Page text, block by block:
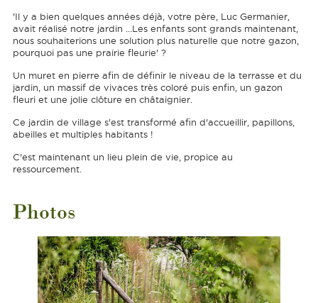
'Il y a bien quelques années déjà, votre père, Luc Germanier,
avait réalisé notre jardin …Les enfants sont grands maintenant,
nous souhaiterions une solution plus naturelle que notre gazon,
pourquoi pas une prairie fleurie' ?
Un muret en pierre afin de définir le niveau de la terrasse et du
jardin, un massif de vivaces très coloré puis enfin, un gazon
fleuri et une jolie clôture en châtaignier.
Ce jardin de village s'est transformé afin d'accueillir, papillons,
abeilles et multiples habitants !
C'est maintenant un lieu plein de vie, propice au
ressourcement.
Photos